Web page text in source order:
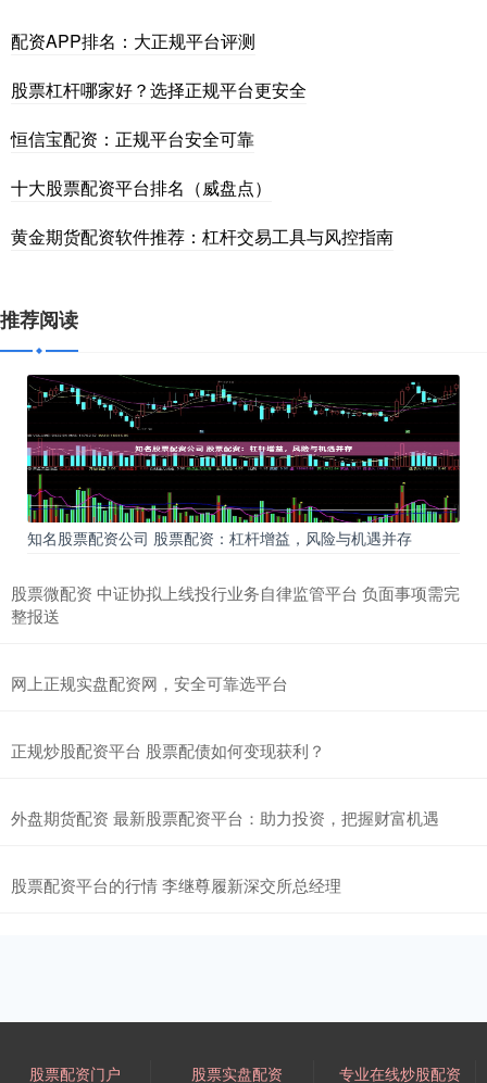
配资APP排名：大正规平台评测
股票杠杆哪家好？选择正规平台更安全
恒信宝配资：正规平台安全可靠
十大股票配资平台排名（威盘点）
黄金期货配资软件推荐：杠杆交易工具与风控指南
推荐阅读
知名股票配资公司 股票配资：杠杆增益，风险与机遇并存
股票微配资 中证协拟上线投行业务自律监管平台 负面事项需完
整报送
网上正规实盘配资网，安全可靠选平台
正规炒股配资平台 股票配债如何变现获利？
外盘期货配资 最新股票配资平台：助力投资，把握财富机遇
股票配资平台的行情 李继尊履新深交所总经理
股票配资门户 股票实盘配资 专业在线炒股配资